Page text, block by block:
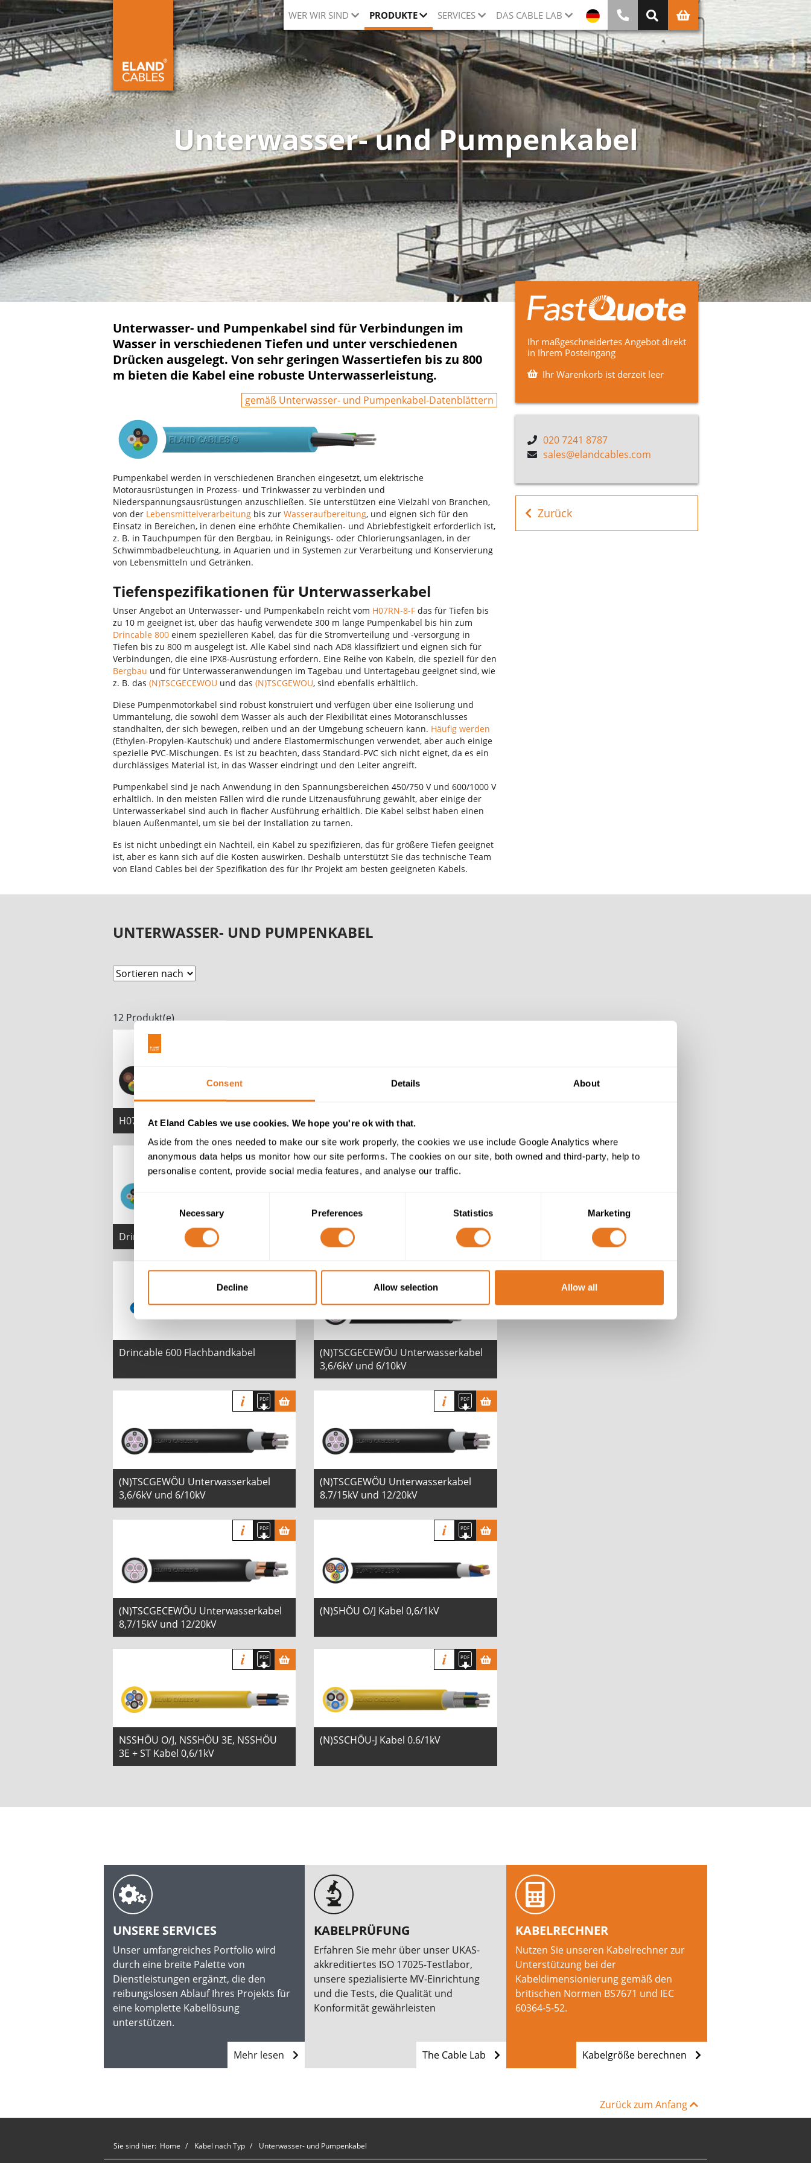
Consent Details About
At Eland Cables we use cookies. We hope you're ok with that.
Aside from the ones needed to make our site work properly, the cookies we use include Google Analytics where
anonymous data helps us monitor how our site performs. The cookies on our site, both owned and third-party, help to
personalise content, provide social media features, and analyse our traffic.
Consent
Necessary Preferences Statistics Marketing
Decline Allow selection Allow all
WER WIR SIND PRODUKTE SERVICES DAS CABLE LAB
Unterwasser- und Pumpenkabel
Unterwasser- und Pumpenkabel sind für Verbindungen im
Wasser in verschiedenen Tiefen und unter verschiedenen
Drücken ausgelegt. Von sehr geringen Wassertiefen bis zu 800
m bieten die Kabel eine robuste Unterwasserleistung.
gemäß Unterwasser- und Pumpenkabel-Datenblättern
Pumpenkabel werden in verschiedenen Branchen eingesetzt, um elektrische
Motorausrüstungen in Prozess- und Trinkwasser zu verbinden und
Niederspannungsausrüstungen anzuschließen. Sie unterstützen eine Vielzahl von Branchen,
von der Lebensmittelverarbeitung bis zur Wasseraufbereitung, und eignen sich für den
Einsatz in Bereichen, in denen eine erhöhte Chemikalien- und Abriebfestigkeit erforderlich ist,
z. B. in Tauchpumpen für den Bergbau, in Reinigungs- oder Chlorierungsanlagen, in der
Schwimmbadbeleuchtung, in Aquarien und in Systemen zur Verarbeitung und Konservierung
von Lebensmitteln und Getränken.
Tiefenspezifikationen für Unterwasserkabel
Unser Angebot an Unterwasser- und Pumpenkabeln reicht vom H07RN-8-F das für Tiefen bis
zu 10 m geeignet ist, über das häufig verwendete 300 m lange Pumpenkabel bis hin zum
Drincable 800 einem spezielleren Kabel, das für die Stromverteilung und -versorgung in
Tiefen bis zu 800 m ausgelegt ist. Alle Kabel sind nach AD8 klassifiziert und eignen sich für
Verbindungen, die eine IPX8-Ausrüstung erfordern. Eine Reihe von Kabeln, die speziell für den
Bergbau und für Unterwasseranwendungen im Tagebau und Untertagebau geeignet sind, wie
z. B. das (N)TSCGECEWOU und das (N)TSCGEWOU, sind ebenfalls erhältlich.
Diese Pumpenmotorkabel sind robust konstruiert und verfügen über eine Isolierung und
Ummantelung, die sowohl dem Wasser als auch der Flexibilität eines Motoranschlusses
standhalten, der sich bewegen, reiben und an der Umgebung scheuern kann. Häufig werden
(Ethylen-Propylen-Kautschuk) und andere Elastomermischungen verwendet, aber auch einige
spezielle PVC-Mischungen. Es ist zu beachten, dass Standard-PVC sich nicht eignet, da es ein
durchlässiges Material ist, in das Wasser eindringt und den Leiter angreift.
Pumpenkabel sind je nach Anwendung in den Spannungsbereichen 450/750 V und 600/1000 V
erhältlich. In den meisten Fällen wird die runde Litzenausführung gewählt, aber einige der
Unterwasserkabel sind auch in flacher Ausführung erhältlich. Die Kabel selbst haben einen
blauen Außenmantel, um sie bei der Installation zu tarnen.
Es ist nicht unbedingt ein Nachteil, ein Kabel zu spezifizieren, das für größere Tiefen geeignet
ist, aber es kann sich auf die Kosten auswirken. Deshalb unterstützt Sie das technische Team
von Eland Cables bei der Spezifikation des für Ihr Projekt am besten geeigneten Kabels.
UNTERWASSER- UND PUMPENKABEL
12 Produkt(e)
H07RN8-F-Kabel 300 m Pumpenkabel
Drincable 600 Kabel Drincable 800 Kabel
Drincable 600 Flachbandkabel
(N)TSCGECEWÖU Unterwasserkabel
3,6/6kV und 6/10kV
(N)TSCGEWÖU Unterwasserkabel
3,6/6kV und 6/10kV
(N)TSCGEWÖU Unterwasserkabel
8.7/15kV und 12/20kV
(N)TSCGECEWÖU Unterwasserkabel
8,7/15kV und 12/20kV
(N)SHÖU O/J Kabel 0,6/1kV
NSSHÖU O/J, NSSHÖU 3E, NSSHÖU
3E + ST Kabel 0,6/1kV
(N)SSCHÖU-J Kabel 0.6/1kV
Ihr maßgeschneidertes Angebot direkt
in Ihrem Posteingang
Ihr Warenkorb ist derzeit leer
020 7241 8787
sales@elandcables.com
Zurück
UNSERE SERVICES
Unser umfangreiches Portfolio wird
durch eine breite Palette von
Dienstleistungen ergänzt, die den
reibungslosen Ablauf Ihres Projekts für
eine komplette Kabellösung
unterstützen.
Mehr lesen
KABELPRÜFUNG
Erfahren Sie mehr über unser UKAS-
akkreditiertes ISO 17025-Testlabor,
unsere spezialisierte MV-Einrichtung
und die Tests, die Qualität und
Konformität gewährleisten
The Cable Lab
KABELRECHNER
Nutzen Sie unseren Kabelrechner zur
Unterstützung bei der
Kabeldimensionierung gemäß den
britischen Normen BS7671 und IEC
60364-5-52.
Kabelgröße berechnen
Zurück zum Anfang
Sie sind hier: Home Kabel nach Typ Unterwasser- und Pumpenkabel